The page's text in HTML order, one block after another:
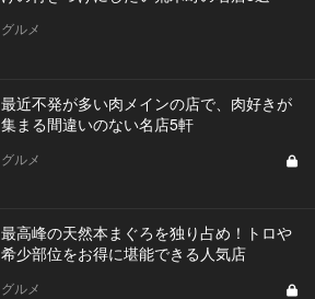
グルメ
最近不発が多い肉メインの店で、肉好きが
集まる間違いのない名店5軒
グルメ
最高峰の天然本まぐろを独り占め！トロや
希少部位をお得に堪能できる人気店
グルメ